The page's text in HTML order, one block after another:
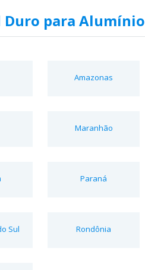
Duro para Alumínio
Amazonas
Maranhão
Paraná
Sul Rondônia